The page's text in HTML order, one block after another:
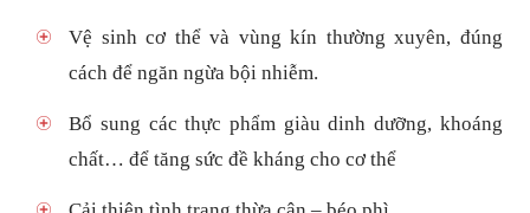
Vệ sinh cơ thể và vùng kín thường xuyên, đúng
cách để ngăn ngừa bội nhiễm.
Bổ sung các thực phẩm giàu dinh dưỡng, khoáng
chất… để tăng sức đề kháng cho cơ thể